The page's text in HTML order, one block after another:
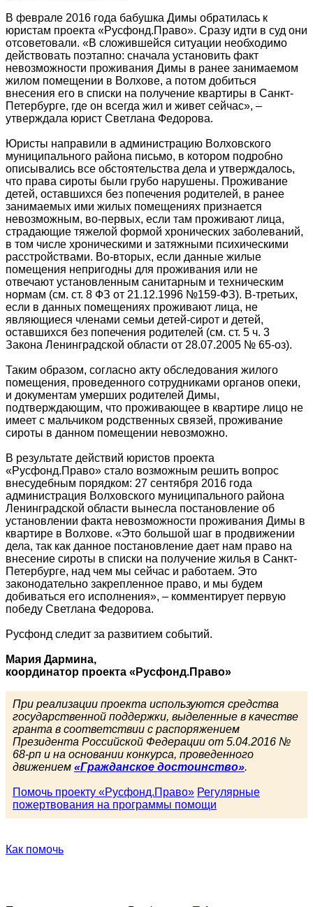
В феврале 2016 года бабушка Димы обратилась к
юристам проекта «Русфонд.Право». Сразу идти в суд они
отсоветовали. «В сложившейся ситуации необходимо
действовать поэтапно: сначала установить факт
невозможности проживания Димы в ранее занимаемом
жилом помещении в Волхове, а потом добиться
внесения его в списки на получение квартиры в Санкт-
Петербурге, где он всегда жил и живет сейчас», –
утверждала юрист Светлана Федорова.
Юристы направили в администрацию Волховского
муниципального района письмо, в котором подробно
описывались все обстоятельства дела и утверждалось,
что права сироты были грубо нарушены. Проживание
детей, оставшихся без попечения родителей, в ранее
занимаемых ими жилых помещениях признается
невозможным, во-первых, если там проживают лица,
страдающие тяжелой формой хронических заболеваний,
в том числе хроническими и затяжными психическими
расстройствами. Во-вторых, если данные жилые
помещения непригодны для проживания или не
отвечают установленным санитарным и техническим
нормам (см. ст. 8 ФЗ от 21.12.1996 №159-ФЗ). В-третьих,
если в данных помещениях проживают лица, не
являющиеся членами семьи детей-сирот и детей,
оставшихся без попечения родителей (см. ст. 5 ч. 3
Закона Ленинградской области от 28.07.2005 № 65-оз).
Таким образом, согласно акту обследования жилого
помещения, проведенного сотрудниками органов опеки,
и документам умерших родителей Димы,
подтверждающим, что проживающее в квартире лицо не
имеет с мальчиком родственных связей, проживание
сироты в данном помещении невозможно.
В результате действий юристов проекта
«Русфонд.Право» стало возможным решить вопрос
внесудебным порядком: 27 сентября 2016 года
администрация Волховского муниципального района
Ленинградской области вынесла постановление об
установлении факта невозможности проживания Димы в
квартире в Волхове. «Это большой шаг в продвижении
дела, так как данное постановление дает нам право на
внесение сироты в списки на получение жилья в Санкт-
Петербурге, над чем мы сейчас и работаем. Это
законодательно закрепленное право, и мы будем
добиваться его исполнения», – комментирует первую
победу Светлана Федорова.
Русфонд следит за развитием событий.
Мария Дармина,
координатор проекта «Русфонд.Право»
При реализации проекта используются средства
государственной поддержки, выделенные в качестве
гранта в соответствии с распоряжением
Президента Российской Федерации от 5.04.2016 №
68-рп и на основании конкурса, проведенного
движением «Гражданское достоинство».
Помочь проекту «Русфонд.Право» Регулярные
пожертвования на программы помощи
Как помочь